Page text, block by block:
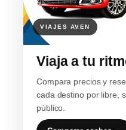
Viaja a tu
Compara precios y
cada destino por libre,
público.